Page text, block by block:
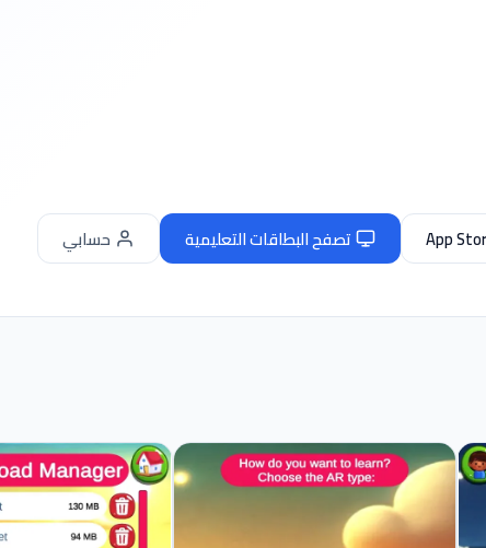
App تصفح البطاقات التعليمية حسابي